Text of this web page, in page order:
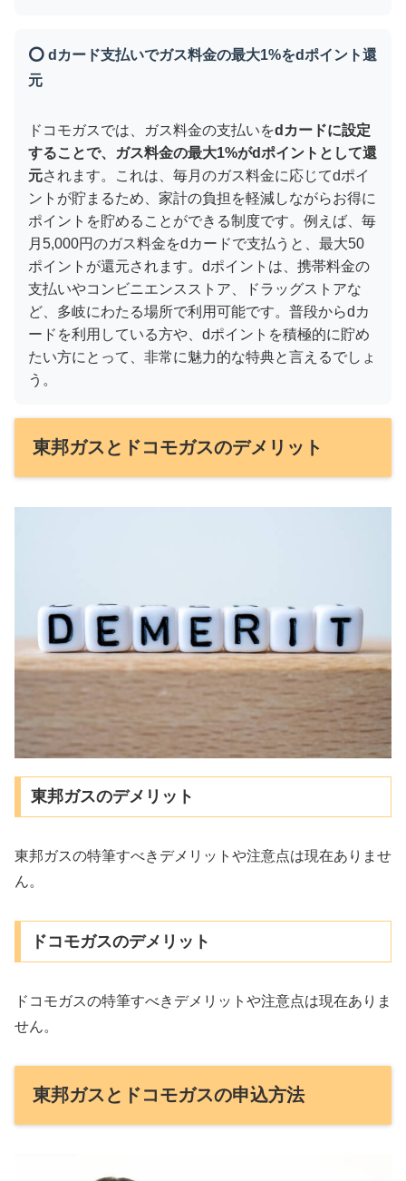
⭕ dカード支払いでガス料金の最大1%をdポイント還
元
ドコモガスでは、ガス料金の支払いをdカードに設定
することで、ガス料金の最大1%がdポイントとして還
元されます。これは、毎月のガス料金に応じてdポイ
ントが貯まるため、家計の負担を軽減しながらお得に
ポイントを貯めることができる制度です。例えば、毎
月5,000円のガス料金をdカードで支払うと、最大50
ポイントが還元されます。dポイントは、携帯料金の
支払いやコンビニエンスストア、ドラッグストアな
ど、多岐にわたる場所で利用可能です。普段からdカ
ードを利用している方や、dポイントを積極的に貯め
たい方にとって、非常に魅力的な特典と言えるでしょ
う。
東邦ガスとドコモガスのデメリット
東邦ガスのデメリット
東邦ガスの特筆すべきデメリットや注意点は現在ありませ
ん。
ドコモガスのデメリット
ドコモガスの特筆すべきデメリットや注意点は現在ありま
せん。
東邦ガスとドコモガスの申込方法